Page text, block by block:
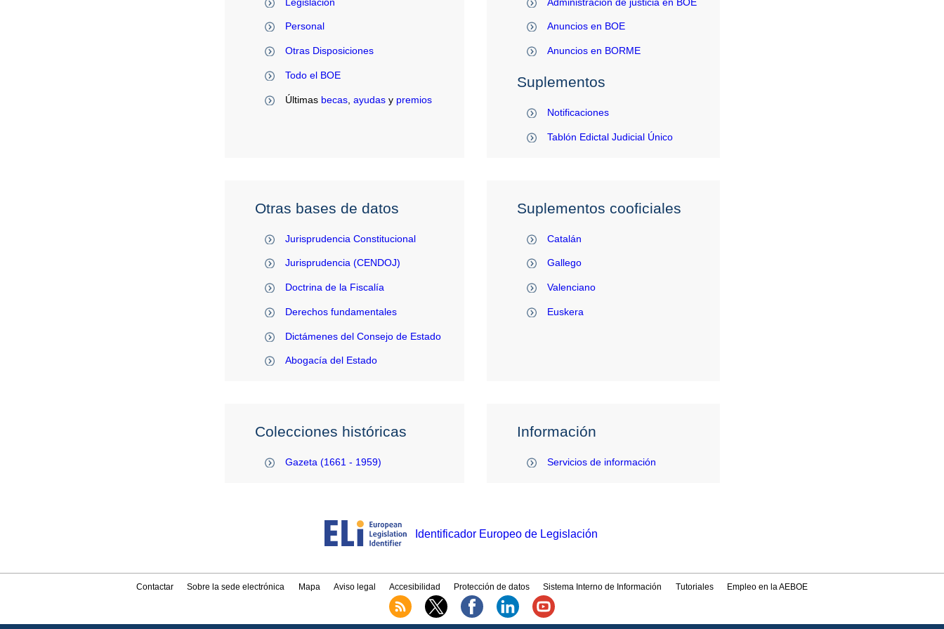
Personal
Otras Disposiciones
Todo el BOE
Últimas becas, ayudasy premios
Anuncios en BOE
Anuncios en BORME
Suplementos
Notificaciones
Tablón Edictal Judicial Único
Otras bases de datos
Jurisprudencia Constitucional
Jurisprudencia (CENDOJ)
Doctrina de la Fiscalía
Derechos fundamentales
Dictámenes del Consejo de Estado
Abogacía del Estado
Suplementos cooficiales
Catalán
Gallego
Valenciano
Euskera
Colecciones históricas
Gazeta (1661 - 1959)
Información
Servicios de información
Identificador Europeo de Legislación
Contactar Sobre la sede electrónica Mapa Aviso legal Accesibilidad Protección de datos Sistema Interno de Información Tutoriales Empleo en la AEBOE